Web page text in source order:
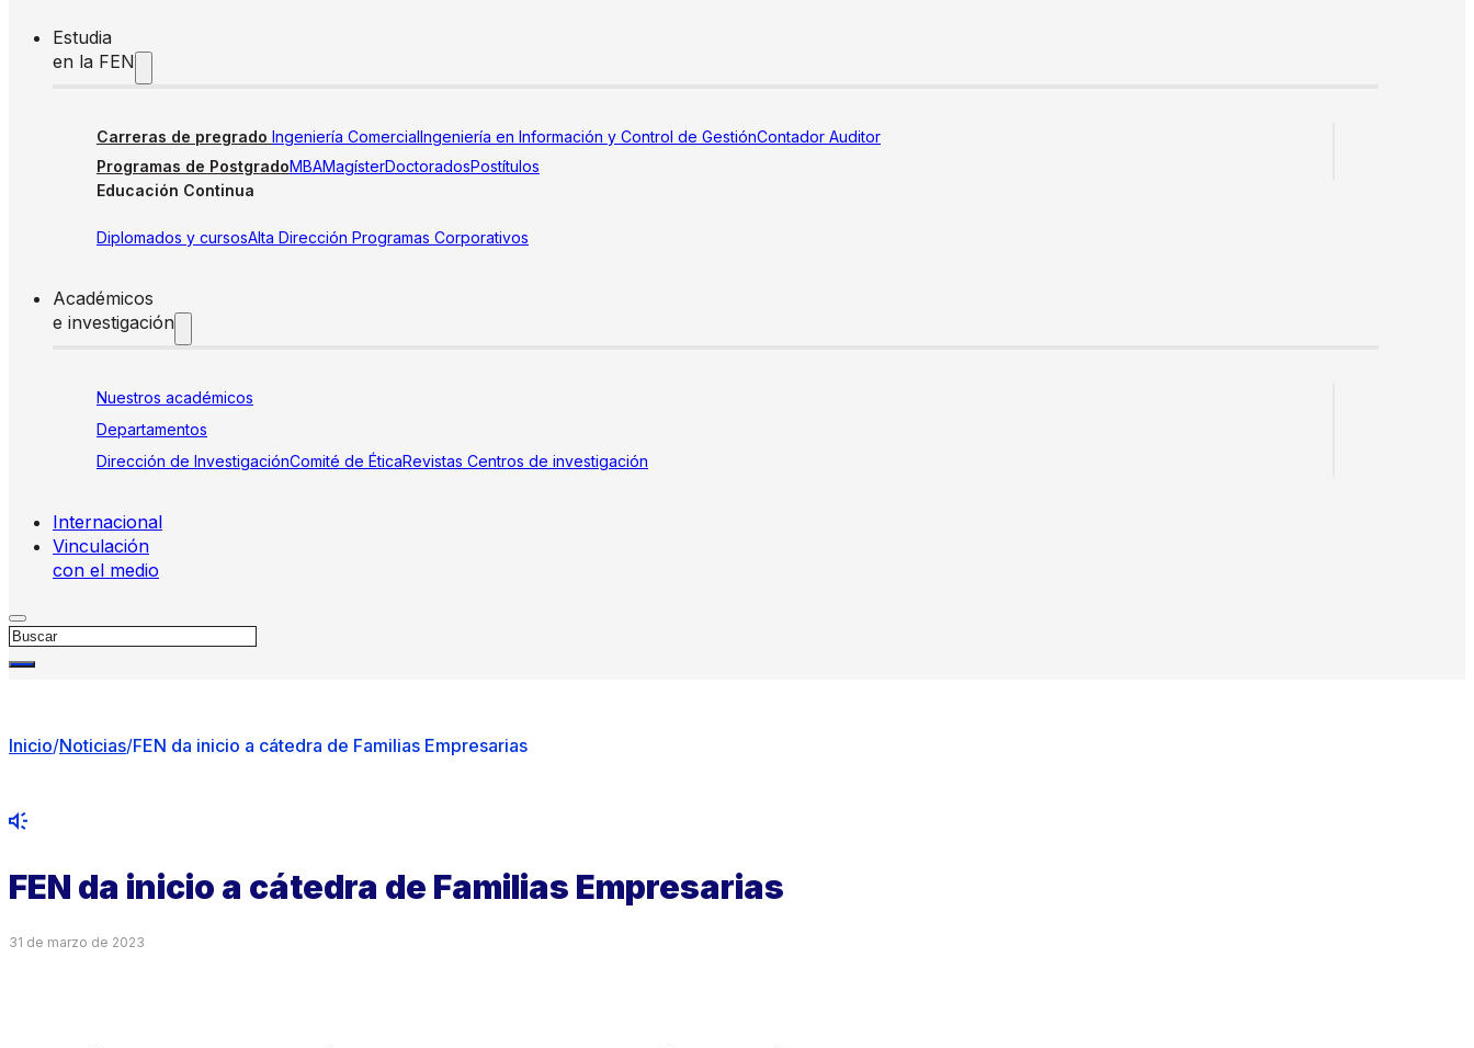
Estudia
en la FEN
Carreras de pregrado Ingeniería ComercialIngeniería en Información y Control de GestiónContador Auditor
Programas de PostgradoMBAMagísterDoctoradosPostítulos
Educación Continua
Diplomados y cursosAlta Dirección Programas Corporativos
Académicos
e investigación
Nuestros académicos
Departamentos
Dirección de InvestigaciónComité de ÉticaRevistas Centros de investigación
Internacional
Vinculación
con el medio
Buscar
Inicio/Noticias/FEN da inicio a cátedra de Familias Empresarias
FEN da inicio a cátedra de Familias Empresarias
31 de marzo de 2023